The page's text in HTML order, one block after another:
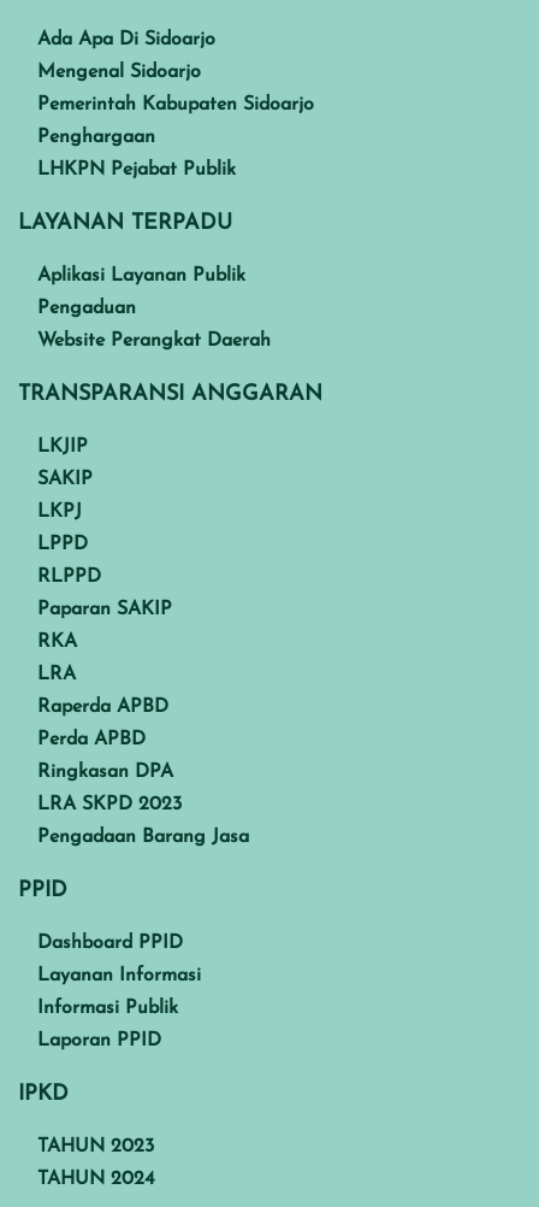
Ada Apa Di Sidoarjo
Mengenal Sidoarjo
Pemerintah Kabupaten Sidoarjo
Penghargaan
LHKPN Pejabat Publik
LAYANAN TERPADU
Aplikasi Layanan Publik
Pengaduan
Website Perangkat Daerah
TRANSPARANSI ANGGARAN
LKJIP
SAKIP
LKPJ
LPPD
RLPPD
Paparan SAKIP
RKA
LRA
Raperda APBD
Perda APBD
Ringkasan DPA
LRA SKPD 2023
Pengadaan Barang Jasa
PPID
Dashboard PPID
Layanan Informasi
Informasi Publik
Laporan PPID
IPKD
TAHUN 2023
TAHUN 2024